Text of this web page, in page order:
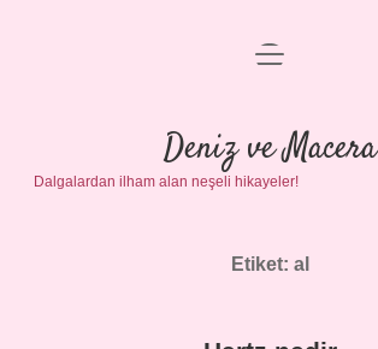
Anasayfa
Gizlilik Politikası
Yasal Uyarı
menüyü
Deniz ve Macera
Dalgalardan ilham alan neşeli hikayeler!
Etiket: al